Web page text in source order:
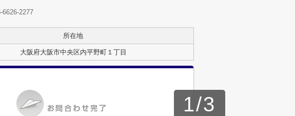
2277
所在地
大阪府大阪市中央区内平野町１丁目
1/3